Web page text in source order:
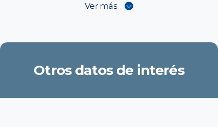
Ver más
Otros datos de interés